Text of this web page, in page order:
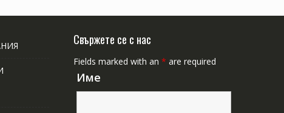
Свържете се с нас
Fields marked with an * are required
Име